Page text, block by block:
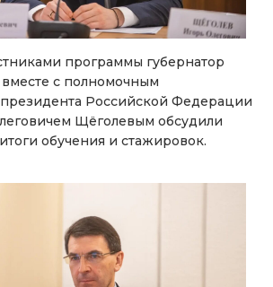
программы губернатор
с полномочным
Российской Федерации
Щёголевым обсудили
обучения и стажировок.